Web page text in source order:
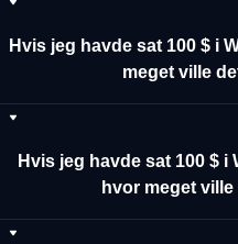
Hvis jeg havde sat 100 $ i
meget ville
Hvis jeg havde sat 100 $
hvor meget